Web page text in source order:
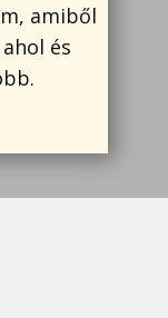
amiből
és